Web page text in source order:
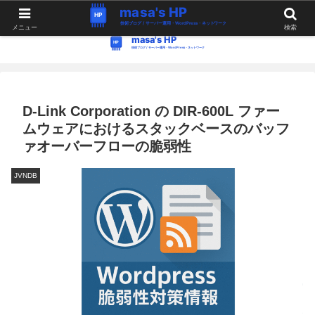
WordPress・Linux関連の情報。つぶやき。
D-Link Corporation の DIR-600L ファー
ムウェアにおけるスタックベースのバッフ
ァオーバーフローの脆弱性
JVNDB
メニュー 検索